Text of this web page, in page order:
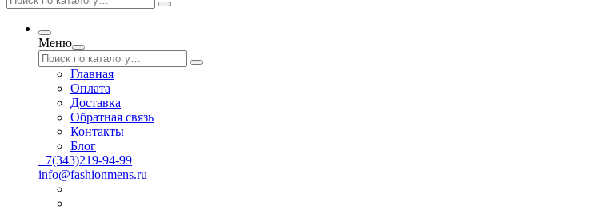
Меню
Главная
Оплата
Доставка
Обратная связь
Контакты
Блог
+7(343)219-94-99
info@fashionmens.ru